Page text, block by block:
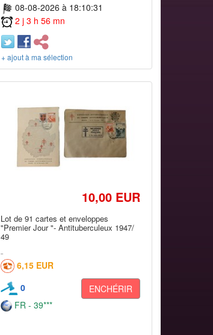
08-08-2026 à 18:10:31
2 j 3 h 56 mn
+ ajout à ma sélection
10,00 EUR
Lot de 91 cartes et enveloppes
"Premier Jour "- Antituberculeux 1947/
49
6,15 EUR
0
ENCHÉRIR
FR - 39***